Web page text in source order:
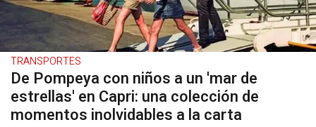
TRANSPORTES
De Pompeya con niños a un 'mar de
estrellas' en Capri: una colección de
momentos inolvidables a la carta